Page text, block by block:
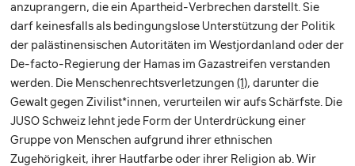
anzuprangern, die ein Apartheid-Verbrechen darstellt. Sie
darf keinesfalls als bedingungslose Unterstützung der Politik
der palästinensischen Autoritäten im Westjordanland oder der
De-facto-Regierung der Hamas im Gazastreifen verstanden
werden. Die Menschenrechtsverletzungen(1), darunter die
Gewalt gegen Zivilist*innen, verurteilen wir aufs Schärfste. Die
JUSO Schweiz lehnt jede Form der Unterdrückung einer
Gruppe von Menschen aufgrund ihrer ethnischen
Zugehörigkeit, ihrer Hautfarbe oder ihrer Religion ab. Wir